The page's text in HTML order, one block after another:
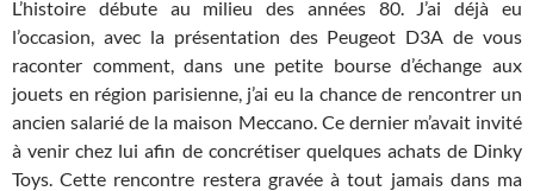
L’histoire débute au milieu des années 80. J’ai déjà eu
l’occasion, avec la présentation des Peugeot D3A de vous
raconter comment, dans une petite bourse d’échange aux
jouets en région parisienne, j’ai eu la chance de rencontrer un
ancien salarié de la maison Meccano. Ce dernier m’avait invité
à venir chez lui afin de concrétiser quelques achats de Dinky
Toys. Cette rencontre restera gravée à tout jamais dans ma